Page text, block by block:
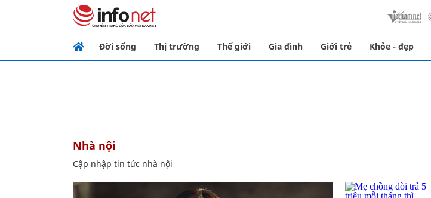
Đời sống Thị trường Thế giới Gia đình Giới trẻ Khỏe - đẹp
nhà nội
Cập nhập tin tức nhà nội